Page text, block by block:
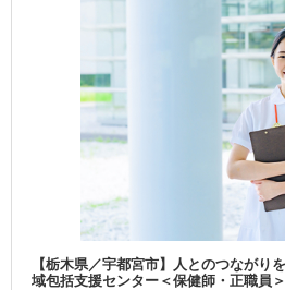
【栃木県／宇都宮市】人とのつながり
域包括支援センター＜保健師・正職員＞